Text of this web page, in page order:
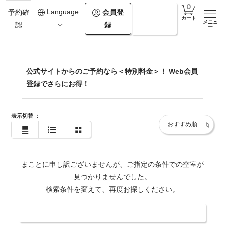
予約確
認
Language
会員登
録
カート
メニュ
ー
0142-82-7165
https://www.hikarino-uta.com/
公式サイトからのご予約なら＜特別料金＞！ Web会員
登録でさらにお得！
表示切替 ：
まことに申し訳ございませんが、ご指定の条件での空室が
見つかりませんでした。
検索条件を変えて、再度お探しください。